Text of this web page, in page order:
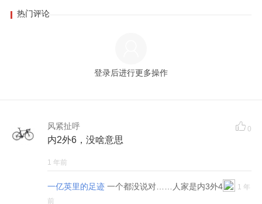
热门评论
登录后进行更多操作
风紧扯呼 0
内2外6，没啥意思
1 年前
一亿英里的足迹 一个都没说对……人家是内3外4
1 年
前